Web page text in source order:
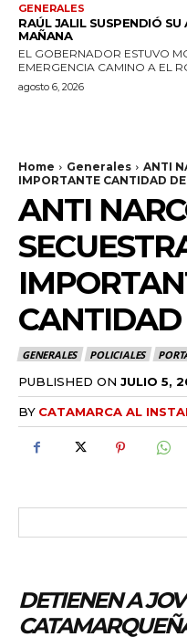
GENERALES
RAÚL JALIL SUSPENDIÓ
MAÑANA
EL GOBERNADOR ESTUVO
agosto 6, 2026